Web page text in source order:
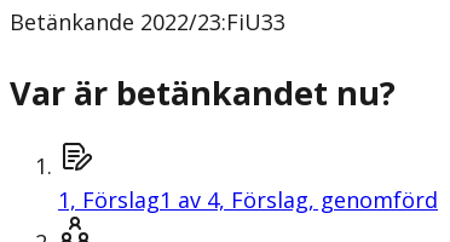
Betänkande 2022/23:FiU33
Var är betänkandet nu?
1, Förslag1 av 4, Förslag, genomförd